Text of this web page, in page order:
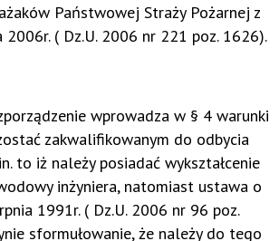
Państwowej Straży Pożarnej z
( Dz.U. 2006 nr 221 poz. 1626).
wprowadza w § 4 warunki
zakwalifikowanym do odbycia
to iż należy posiadać wykształcenie
inżyniera, natomiast ustawa o
1991r. ( Dz.U. 2006 nr 96 poz.
sformułowanie, że należy do tego